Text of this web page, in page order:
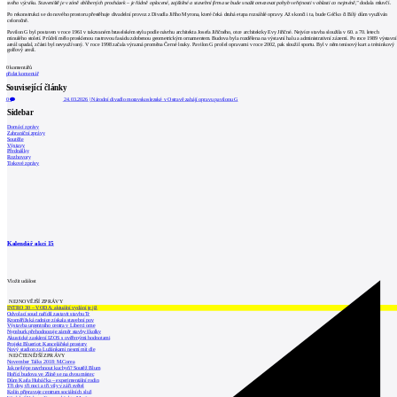
svého výcviku. Staveniště je v zóně oblíbených procházek – je řádně oplocené, zajištěné a stavební firma se bude snažit omezovat pohyb veřejnosti v oblasti co nejméně,"dodala mluvčí.
Po rekonstrukci se do nového prostoru přestěhuje divadelní provoz z Divadla Jiřího Myrona, které čeká druhá etapa rozsáhlé opravy. Až skonči i ta, bude Géčko či Bílý dům využíván
celoročně.
Pavilon G byl postaven v roce 1961 v takzvaném bruselském stylu podle návrhu architekta Josefa Jiřičného, otce architektky Evy Jiřičné. Nejvíce stavba sloužila v 60. a 70. letech
minulého století. Průčelí mělo prosklenou rastrovou fasádu zdobenou geometrickým ornamentem. Budova byla rozdělena na výstavní halu a administrativní zázemí. Po roce 1989 výstavní
areál upadal, zčásti byl nevyužívaný. V roce 1998 začala výrazná proměna Černé louky. Pavilon G prošel opravami v roce 2002, pak sloužil sportu. Byl v něm tenisový kurt a tréninkový
golfový areál.
0komentářů
přidat komentář
Související články
0 24.03.2026 |Národní divadlo moravskoslezské v Ostravě zahájí opravu pavilonu G
Sidebar
Domácí zprávy
Zahraniční zprávy
Soutěže
Výstavy
Přednášky
Rozhovory
Tiskové zprávy
Kalendář akcí 15
Vložit událost
NEJNOVĚJŠÍ ZPRÁVY
INTRO 30 – VODA: aktuální vydání je již
Odvolací soud nařídil zastavit stavbu Tr
Kroměřížská radnice získala stavební pov
Výstavba urgentního centra v Liberci ome
Nymburk přehodnocuje záměr stavby školky
Akustické zasklení IZOS s ověřenými hodnotami
Projekt Blueriot: Kancelářské prostory
Nový stadion za Lužánkami nesmí mít dle
NEJČTENĚJŠÍ ZPRÁVY
November Talks 2018: M.Corea
Jak nejlépe navrhnout kuchyň? Soutěž Blum
Hořící budova ve Zlíně se na dvou místec
Dům Karla Hubáčka – experimentální rodin
Tři dny, tři noci a tři vily v záři světel
Kolín připravuje centrum sociálních služ